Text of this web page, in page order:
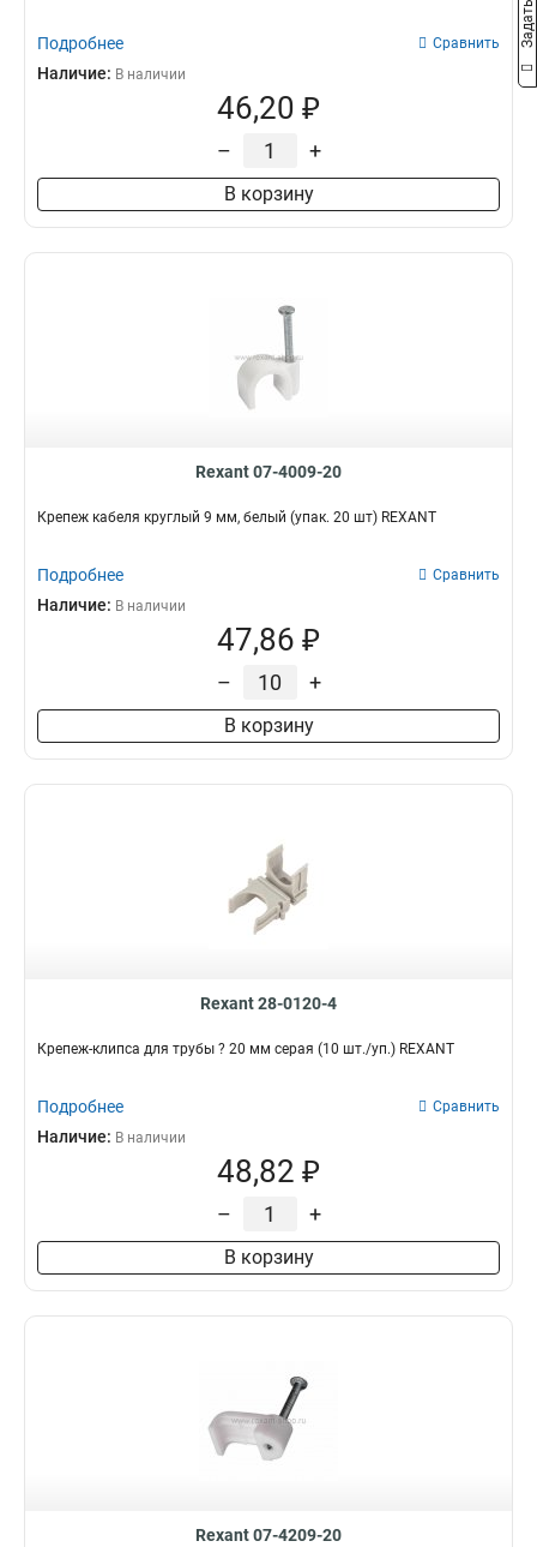
Подробнее Сравнить
Наличие: В наличии
46,20 ₽
– +
В корзину
Rexant 07-4009-20
Крепеж кабеля круглый 9 мм, белый (упак. 20 шт) REXANT
Подробнее Сравнить
Наличие: В наличии
47,86 ₽
– +
В корзину
Rexant 28-0120-4
Крепеж-клипса для трубы ? 20 мм серая (10 шт./уп.) REXANT
Подробнее Сравнить
Наличие: В наличии
48,82 ₽
– +
В корзину
Rexant 07-4209-20